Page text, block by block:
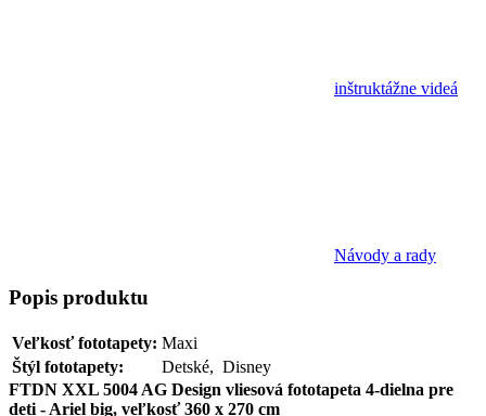
inštruktážne videá
Návody a rady
Popis produktu
Veľkosť fototapety: Maxi
Štýl fototapety:
Detské, Disney
FTDN XXL 5004 AG Design vliesová fototapeta 4-dielna pre
deti - Ariel big, veľkosť 360 x 270 cm